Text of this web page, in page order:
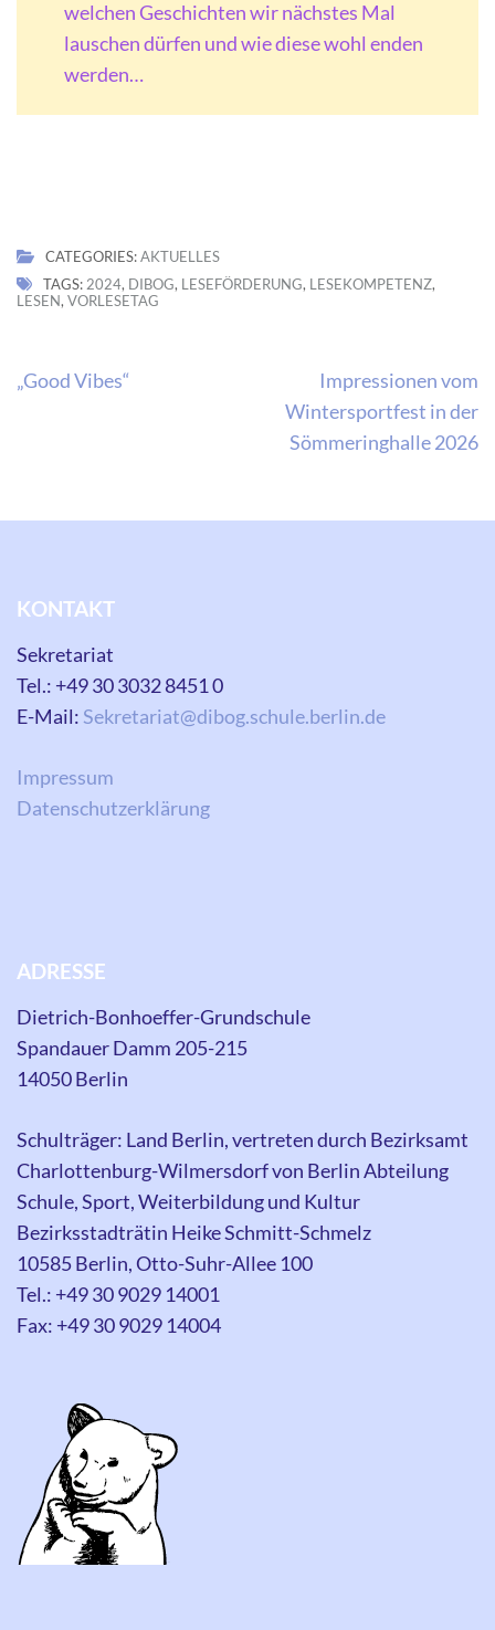
welchen Geschichten wir nächstes Mal
lauschen dürfen und wie diese wohl enden
werden…
CATEGORIES:AKTUELLES
TAGS:2024, DIBOG, LESEFÖRDERUNG, LESEKOMPETENZ,
LESEN, VORLESETAG
Beitragsnavigation
„Good Vibes“
Impressionen vom
Wintersportfest in der
Sömmeringhalle 2026
KONTAKT
Sekretariat
Tel.: +49 30 3032 8451 0
E-Mail: Sekretariat@dibog.schule.berlin.de
Impressum
Datenschutzerklärung
ADRESSE
Dietrich-Bonhoeffer-Grundschule
Spandauer Damm 205-215
14050 Berlin
Schulträger: Land Berlin, vertreten durch Bezirksamt
Charlottenburg-Wilmersdorf von Berlin Abteilung
Schule, Sport, Weiterbildung und Kultur
Bezirksstadträtin Heike Schmitt-Schmelz
10585 Berlin, Otto-Suhr-Allee 100
Tel.: +49 30 9029 14001
Fax: +49 30 9029 14004